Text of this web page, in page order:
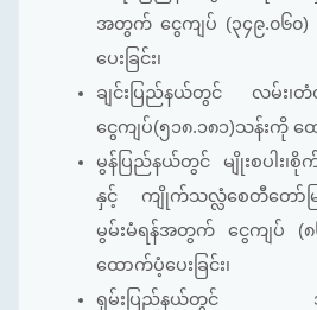
အတွက် ငွေကျပ် (၃၄၉.၀၆၀
ပေးခြင်း၊
ချင်းပြည်နယ်တွင် လမ်း၊
ငွေကျပ်(၅၁၈.၁၈၁)သန်းကို ထေ
မွန်ပြည်နယ်တွင် မျိုးစပါး၊စိုက်
နှင့် ကျိုက်သလ္လံစေတီတော်မ
မွမ်းမံရန်အတွက် ငွေကျပ် (၈
ထောက်ပံ့ပေးခြင်း၊
ရှမ်းပြည်နယ်တွင် အစေ့